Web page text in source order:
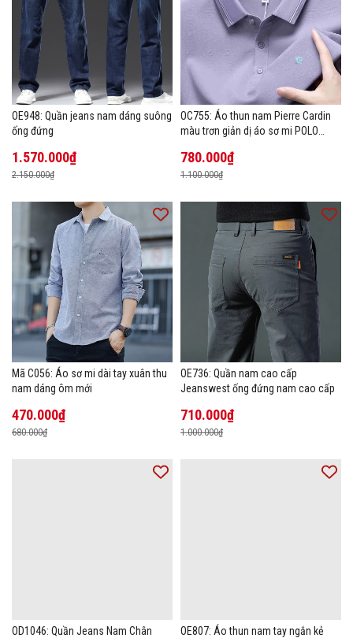
OE948: Quần jeans nam dáng suông
ống đứng
1.570.000₫
2.150.000₫
OC755: Áo thun nam Pierre Cardin
màu trơn giản dị áo sơ mi POLO
780.000₫
1.100.000₫
Mã C056: Áo sơ mi dài tay xuân thu
nam dáng ôm mới
470.000₫
680.000₫
OE736: Quần nam cao cấp
Jeanswest ống đứng nam cao cấp
710.000₫
1.000.000₫
OD1046: Quần Jeans Nam Chân
OE807: Áo thun nam tay ngắn kẻ